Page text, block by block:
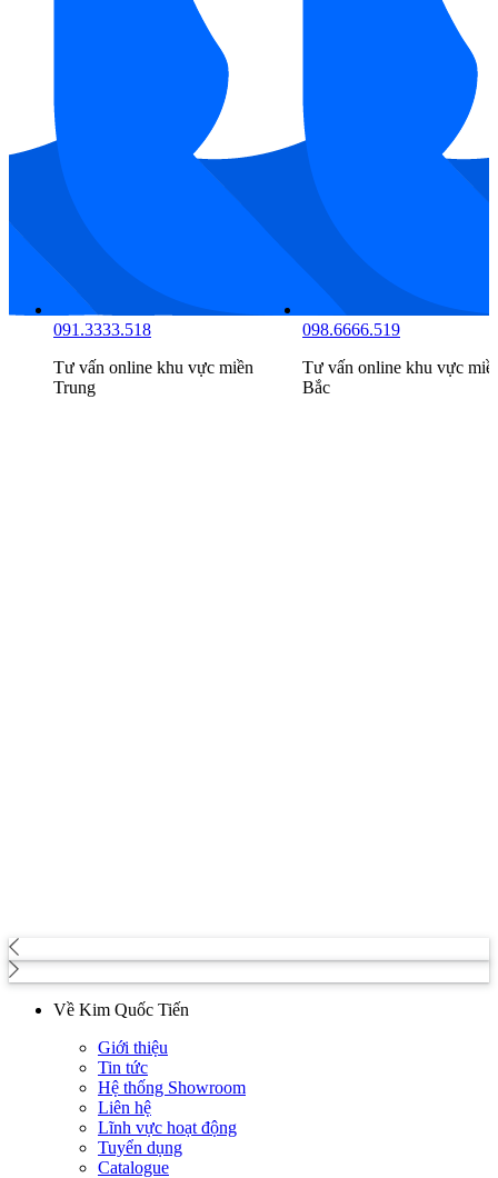
081.7777.516
Tư vấn online khu vực miền
Nam
091.3333.518
Tư vấn online khu vực
Trung
Về Kim Quốc Tiến
Giới thiệu
Tin tức
Hệ thống Showroom
Liên hệ
Lĩnh vực hoạt động
Tuyển dụng
Catalogue